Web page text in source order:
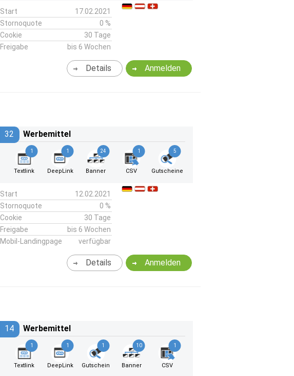
Start
17.02.2021
Stornoquote
0 %
Cookie
30 Tage
Freigabe
bis 6 Wochen
Anmelden
Details
32 Werbemittel
1
Textlink
1
DeepLink
24
Banner
1
CSV
5
Gutscheine
Start
12.02.2021
Stornoquote
0 %
Cookie
30 Tage
Freigabe
bis 6 Wochen
Mobil-Landingpage
verfügbar
Anmelden
Details
14 Werbemittel
1
Textlink
1
DeepLink
1
Gutschein
10
Banner
1
CSV